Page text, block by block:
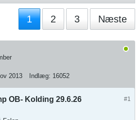
1 2 3 Næste
2013 Indlæg: 16052
#1
OB- Kolding 29.6.26